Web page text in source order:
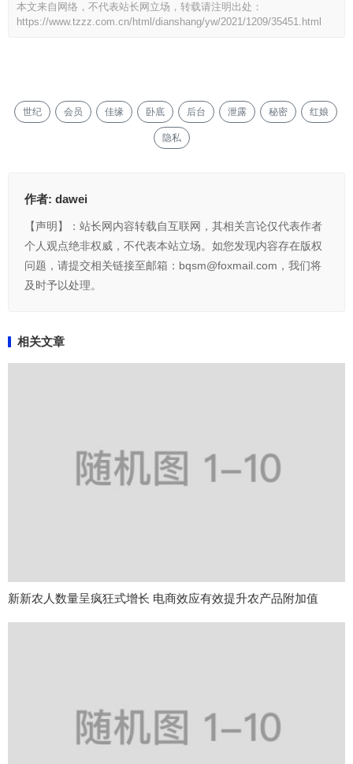
本文来自网络，不代表站长网立场，转载请注明出处：
https://www.tzzz.com.cn/html/dianshang/yw/2021/1209/35451.html
世纪 会员 佳缘 卧底 后台 泄露 秘密 红娘
隐私
作者: dawei
【声明】：站长网内容转载自互联网，其相关言论仅代表作者
个人观点绝非权威，不代表本站立场。如您发现内容存在版权
问题，请提交相关链接至邮箱：bqsm@foxmail.com，我们将
及时予以处理。
相关文章
新新农人数量呈疯狂式增长 电商效应有效提升农产品附加值